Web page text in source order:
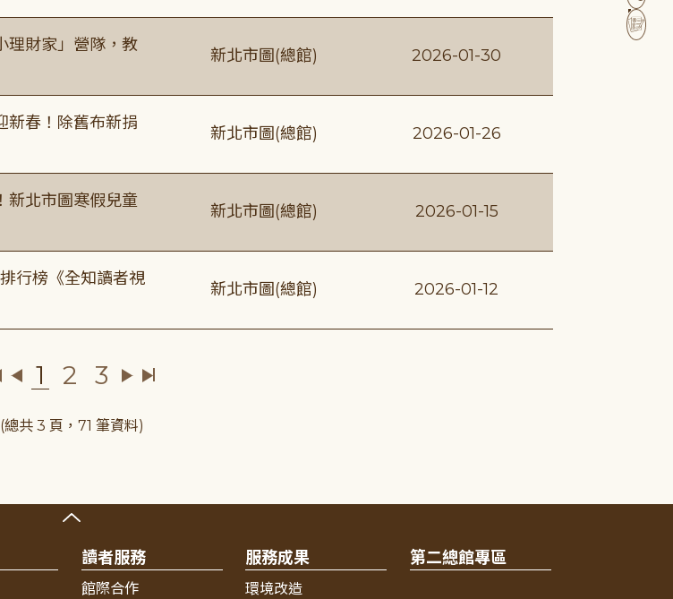
理財家」營隊，教
新北市圖(總館) 2026-01-30
新春！除舊布新捐
新北市圖(總館) 2026-01-26
新北市圖寒假兒童
新北市圖(總館) 2026-01-15
行榜《全知讀者視
新北市圖(總館) 2026-01-12
1 2 3
(總共 3 頁，71 筆資料)
讀者服務
館際合作
服務成果
環境改造
第二總館專區